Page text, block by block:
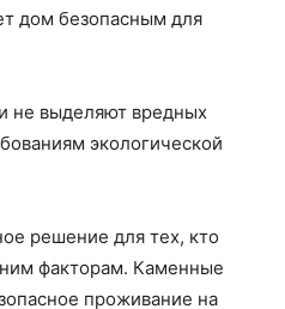
дом безопасным для
не выделяют вредных
экологической
решение для тех, кто
факторам. Каменные
проживание на